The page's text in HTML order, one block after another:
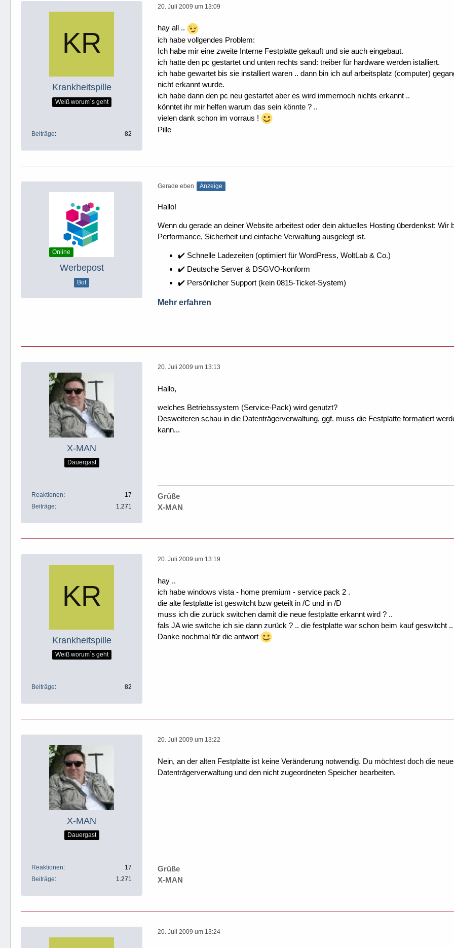
Krankheitspille
Weiß worum´s geht
Beiträge 82
20. Juli 2009 um 13:09
hay all ..
ich habe vollgendes Problem:
Ich habe mir eine zweite Interne Festplatte gekauft und sie auch eingebaut.
ich hatte den pc gestartet und unten rechts sand: treiber für hardware werden istalliert.
ich habe gewartet bis sie installiert waren .. dann bin ich auf arbeitsplatz (computer)
nicht erkannt wurde.
ich habe dann den pc neu gestartet aber es wird immernoch nichts erkannt ..
könntet ihr mir helfen warum das sein könnte ? ..
vielen dank schon im vorraus !
Pille
Online
Werbepost
Bot
Gerade eben Anzeige
Hallo!
Wenn du gerade an deiner Website arbeitest oder dein aktuelles Hosting überdenkst:
Performance, Sicherheit und einfache Verwaltung ausgelegt ist.
✔️ Schnelle Ladezeiten (optimiert für WordPress, WoltLab & Co.)
✔️ Deutsche Server & DSGVO-konform
✔️ Persönlicher Support (kein 0815-Ticket-System)
Mehr erfahren
X-MAN
Dauergast
Reaktionen
17
Beiträge
1.271
20. Juli 2009 um 13:13
Hallo,
welches Betriebssystem (Service-Pack) wird genutzt?
Desweiteren schau in die Datenträgerverwaltung, ggf. muss die Festplatte formatiert
kann...
Grüße
X-MAN
Krankheitspille
Weiß worum´s geht
Beiträge 82
20. Juli 2009 um 13:19
hay ..
ich habe windows vista - home premium - service pack 2 .
die alte festplatte ist geswitcht bzw geteilt in /C und in /D
muss ich die zurück switchen damit die neue festplatte erkannt wird ? ..
fals JA wie switche ich sie dann zurück ? .. die festplatte war schon beim kauf geswitcht ..
Danke nochmal für die antwort
X-MAN
Dauergast
Reaktionen
17
Beiträge
1.271
20. Juli 2009 um 13:22
Nein, an der alten Festplatte ist keine Veränderung notwendig. Du möchtest doch die
Datenträgerverwaltung und den nicht zugeordneten Speicher bearbeiten.
Grüße
X-MAN
20. Juli 2009 um 13:24